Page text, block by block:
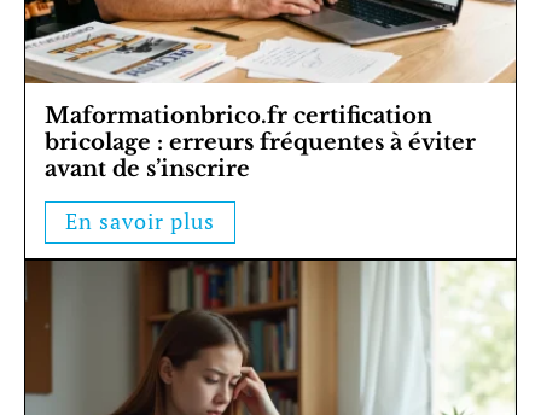
Maformationbrico.fr certification
bricolage : erreurs fréquentes à éviter
avant de s’inscrire
En savoir plus